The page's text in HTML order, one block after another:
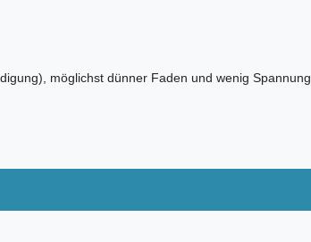
möglichst dünner Faden und wenig Spannung